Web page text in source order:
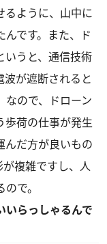
るように、山中に
です。また、ド
いうと、通信技術
が遮断されると
なので、ドローン
歩荷の仕事が発生
んだ方が良いもの
複雑ですし、人
で。
らっしゃるんで